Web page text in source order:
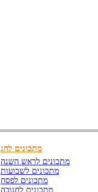
מתכונים לחג
מתכונים לראש השנה
מתכונים לשבועות
מתכונים לפסח
מתכונים לחנוכה